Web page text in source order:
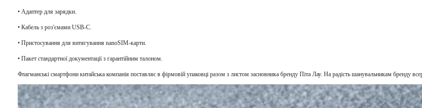
• Адаптер для зарядки.
• Кабель з роз'ємами USB-C.
• Пристосування для витягування nanoSIM-карти.
• Пакет стандартної документації з гарантійним талоном.
Флагманські смартфони китайська компанія поставляє в фірмовій упаковці разом з листом засновника бренду Піта Лау. На радість шанувальникам бренду